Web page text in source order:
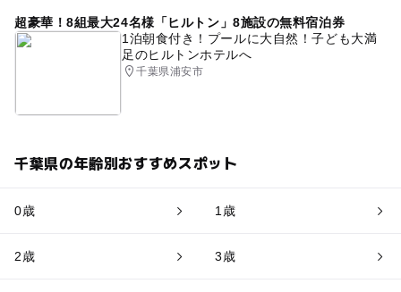
超豪華！8組最大24名様「ヒルトン」8施設の無料宿泊券
1泊朝食付き！プールに大自然！子ども大満
足のヒルトンホテルへ
千葉県浦安市
千葉県の年齢別おすすめスポット
0歳 1歳
2歳 3歳